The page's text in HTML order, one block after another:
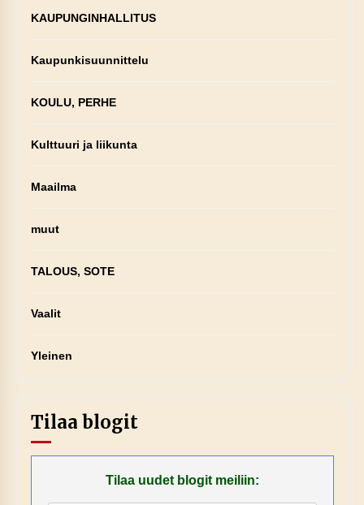
KAUPUNGINHALLITUS
Kaupunkisuunnittelu
KOULU, PERHE
Kulttuuri ja liikunta
Maailma
muut
TALOUS, SOTE
Vaalit
Yleinen
Tilaa blogit
Tilaa uudet blogit meiliin: